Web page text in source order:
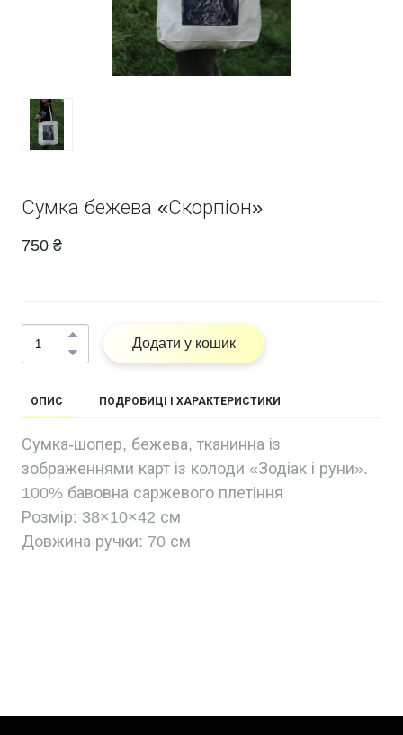
Сумка бежева «Скорпіон»
750 ₴
Додати у кошик
ОПИС ПОДРОБИЦІ І ХАРАКТЕРИСТИКИ
Сумка-шопер, бежева, тканинна із
зображеннями карт із колоди «Зодіак і руни».
100% бавовна саржевого плетіння
Розмір: 38×10×42 см
Довжина ручки: 70 см